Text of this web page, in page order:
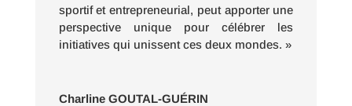
sportif et entrepreneurial, peut apporter une
perspective unique pour célébrer les
initiatives qui unissent ces deux mondes. »
Charline GOUTAL-GUÉRIN